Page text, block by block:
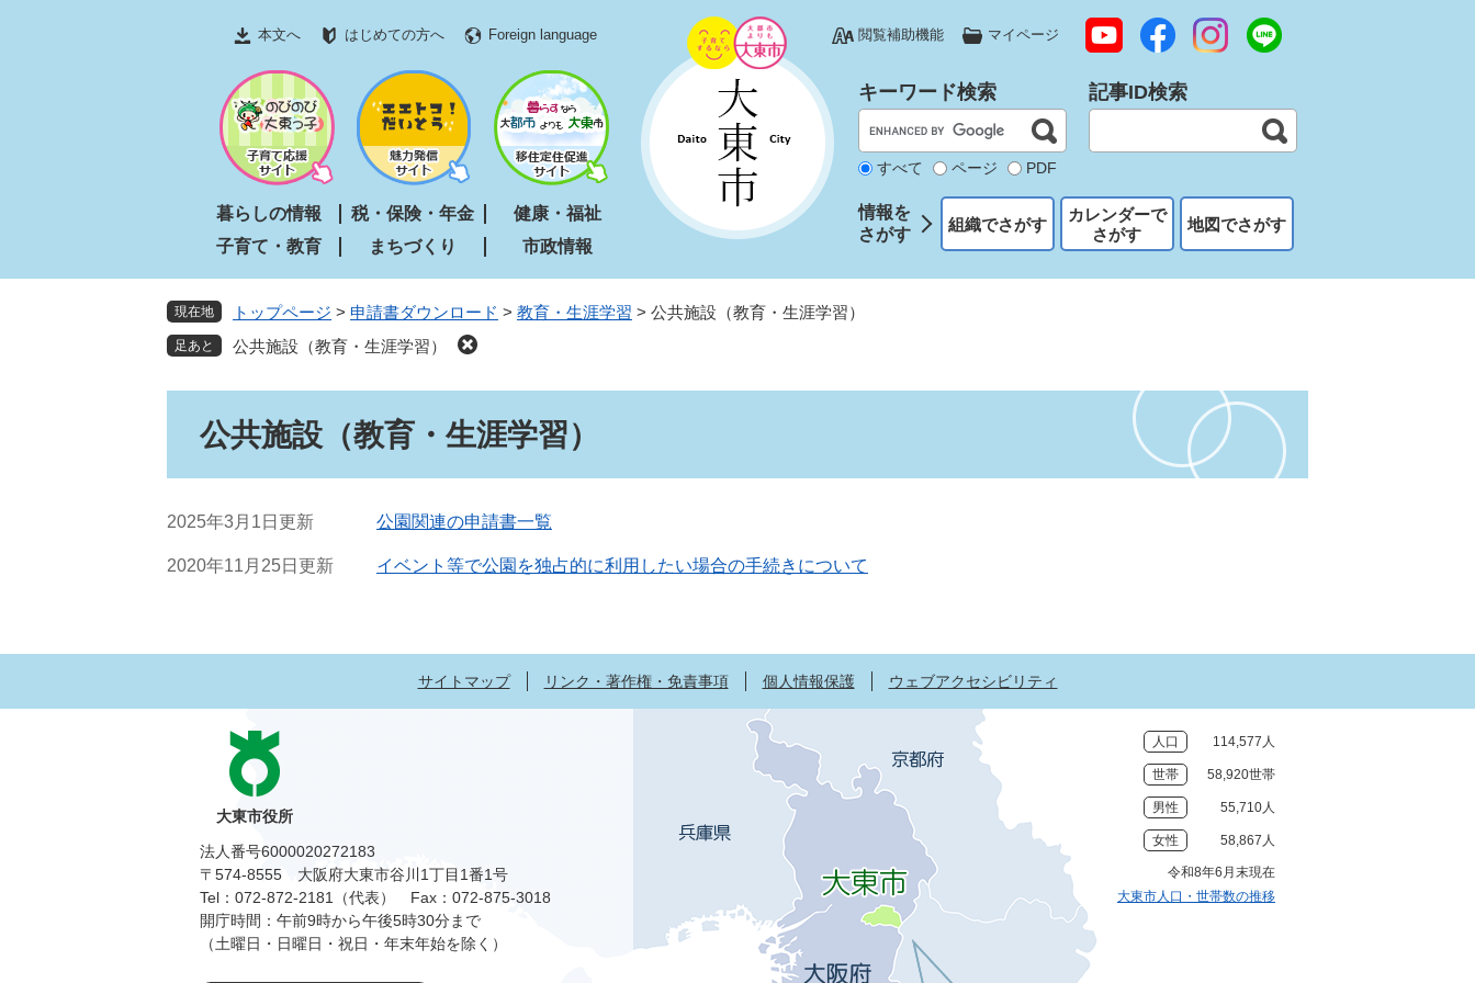
文
本文へ はじめての方へ Foreign language 閲覧補助機能 マイページ
暮らしの情報 税・保険・年金
健康・福祉
子育て・教育
まちづくり 市政情報
キーワード検索
すべて ページ PDF
記事ID検索
情報を
さがす
組織でさがす
カレンダーで
さがす
地図でさがす
現在地 トップページ > 申請書ダウンロード > 教育・生涯学習 > 公共施設（教育・生涯学習）
公共施設（教育・生涯学習）
公共施設（教育・生涯学習）
2025年3月1日更新 公園関連の申請書一覧
2020年11月25日更新 イベント等で公園を独占的に利用したい場合の手続きについて
サイトマップ リンク・著作権・免責事項 個人情報保護 ウェブアクセシビリティ
人口 114,577人
世帯 58,920世帯
男性 55,710人
女性 58,867人
令和8年6月末現在
大東市人口・世帯数の推移
大東市役所
法人番号6000020272183
〒574-8555 大阪府大東市谷川1丁目1番1号
Tel：072-872-2181（代表）
Fax：072-875-3018
開庁時間：午前9時から午後5時30分まで
（土曜日・日曜日・祝日・年末年始を除く）